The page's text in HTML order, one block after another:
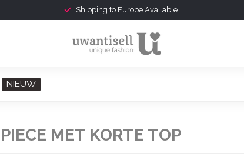
Shipping to Europe Available
NIEUW
MET KORTE TOP